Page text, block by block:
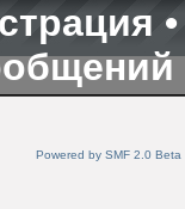
Powered by SMF 2.0 Beta